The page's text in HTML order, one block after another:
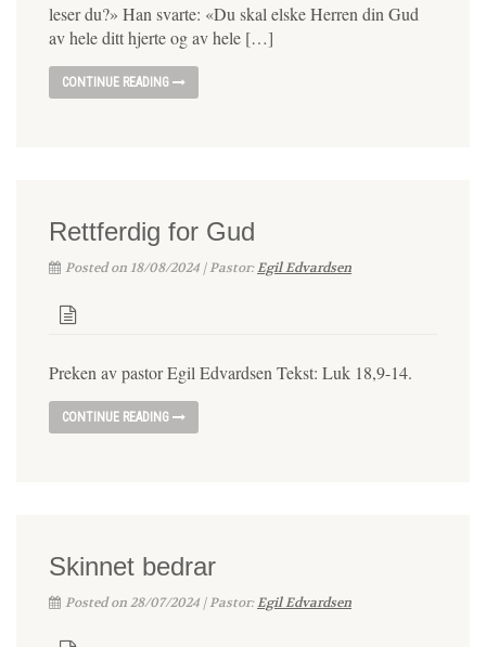
leser du?» Han svarte: «Du skal elske Herren din Gud
av hele ditt hjerte og av hele […]
CONTINUE READING
Rettferdig for Gud
Posted on 18/08/2024 | Pastor:Egil Edvardsen
Preken av pastor Egil Edvardsen Tekst: Luk 18,9-14.
CONTINUE READING
Skinnet bedrar
Posted on 28/07/2024 | Pastor:Egil Edvardsen